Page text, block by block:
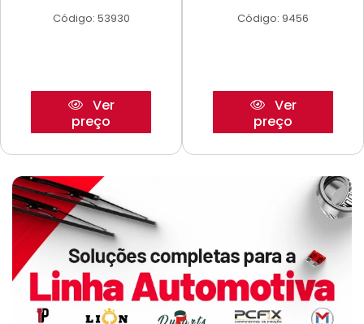
Código: 53930
Ver
preço
Código: 9456
Ver
preço